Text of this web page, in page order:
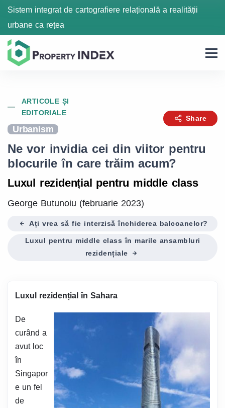
Sistem integrat de cartografiere relațională a realității
urbane ca rețea
ARTICOLE ȘI
EDITORIALE
Urbanism
Share
Ne vor invidia cei din viitor pentru
blocurile în care trăim acum?
Luxul rezidențial pentru middle class
George Butunoiu (februarie 2023)
Ați vrea să fie interzisă închiderea balcoanelor?
Luxul pentru middle class în marile ansambluri
rezidențiale
Luxul rezidențial în Sahara
De
curând a
avut loc
în
Singapor
e un fel
de